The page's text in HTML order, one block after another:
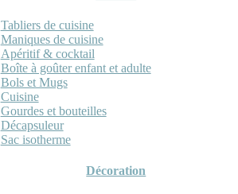
Tabliers de cuisine
Maniques de cuisine
Apéritif & cocktail
Boîte à goûter enfant et adulte
Bols et Mugs
Cuisine
Gourdes et bouteilles
Décapsuleur
Sac isotherme
Décoration